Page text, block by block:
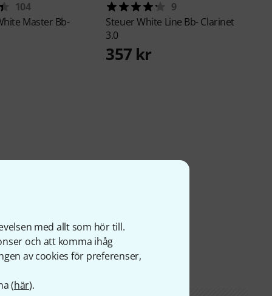
med allt som hör till.
och att komma ihåg
av cookies för preferenser,
(här).
104
Master Bb-
9
SteuerWhite Line Bb- Clarinet
3.0
357 kr